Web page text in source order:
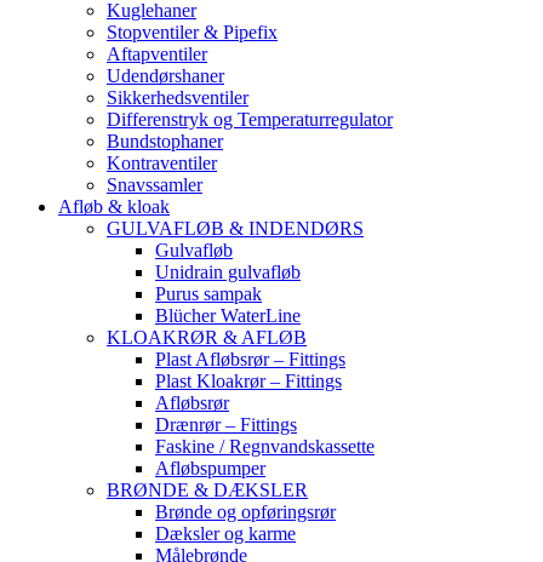
Kuglehaner
Stopventiler & Pipefix
Aftapventiler
Udendørshaner
Sikkerhedsventiler
Differenstryk og Temperaturregulator
Bundstophaner
Kontraventiler
Snavssamler
Afløb & kloak
GULVAFLØB & INDENDØRS
Gulvafløb
Unidrain gulvafløb
Purus sampak
Blücher WaterLine
KLOAKRØR & AFLØB
Plast Afløbsrør – Fittings
Plast Kloakrør – Fittings
Afløbsrør
Drænrør – Fittings
Faskine / Regnvandskassette
Afløbspumper
BRØNDE & DÆKSLER
Brønde og opføringsrør
Dæksler og karme
Målebrønde